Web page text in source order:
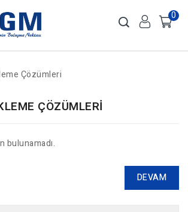
0
Çözümleri
ÇÖZÜMLERI
bulunamadı.
DEVAM